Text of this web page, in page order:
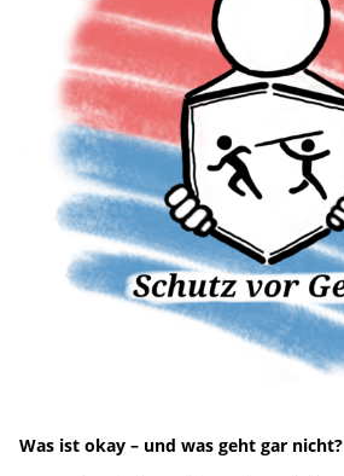
Was ist okay – und was geht gar nicht?